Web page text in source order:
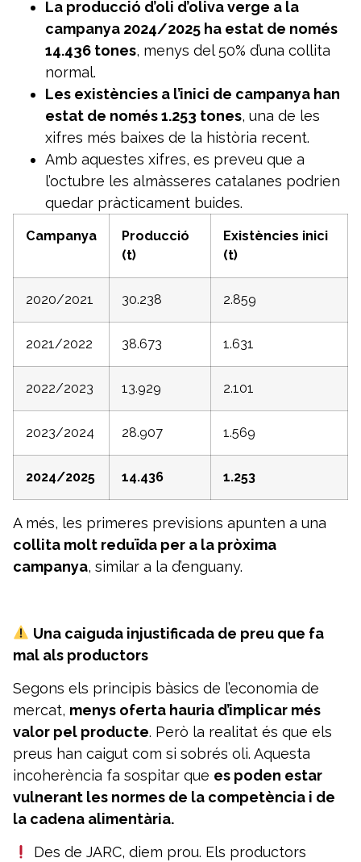
La producció d’oli d’oliva verge a la
campanya 2024/2025 ha estat de només
14.436 tones, menys del 50% d’una collita
normal.
Les existències a l’inici de campanya han
estat de només 1.253 tones, una de les
xifres més baixes de la història recent.
Amb aquestes xifres, es preveu que a
l’octubre les almàsseres catalanes podrien
quedar pràcticament buides.
Campanya
Producció
(t)
Existències inici
(t)
2020/2021 30.238 2.859
2021/2022 38.673 1.631
2022/2023 13.929 2.101
2023/2024 28.907 1.569
2024/2025 14.436 1.253
A més, les primeres previsions apunten a una
collita molt reduïda per a la pròxima
campanya, similar a la d’enguany.
Una caiguda injustificada de preu que fa
mal als productors
Segons els principis bàsics de l’economia de
mercat, menys oferta hauria d’implicar més
valor pel producte. Però la realitat és que els
preus han caigut com si sobrés oli. Aquesta
incoherència fa sospitar que es poden estar
vulnerant les normes de la competència i de
la cadena alimentària.
Des de JARC, diem prou. Els productors